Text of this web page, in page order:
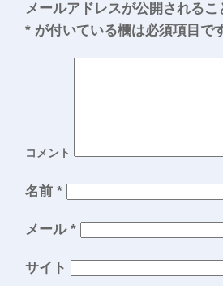
メールアドレスが公開されるこ
* が付いている欄は必須項目で
コメント
名前 *
メール *
サイト